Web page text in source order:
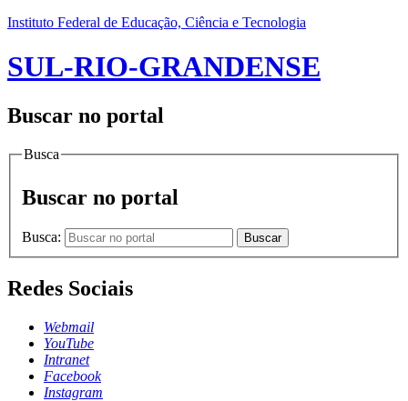
Instituto Federal de Educação, Ciência e Tecnologia
SUL-RIO-GRANDENSE
Buscar no portal
Busca
Buscar no portal
Busca: Buscar
Redes Sociais
Webmail
YouTube
Intranet
Facebook
Instagram